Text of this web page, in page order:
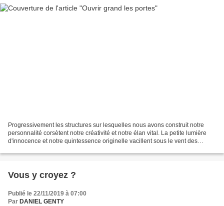
Progressivement les structures sur lesquelles nous avons construit notre
personnalité corsètent notre créativité et notre élan vital. La petite lumière
d'innocence et notre quintessence originelle vacillent sous le vent des
Vous y croyez ?
Publié le 22/11/2019 à 07:00
Par DANIEL GENTY